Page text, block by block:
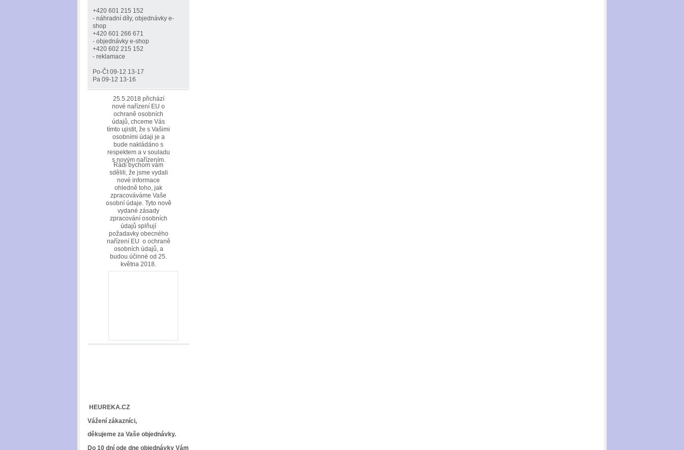
+420 601 215 152
- náhradní díly, objednávky e-
shop
+420 601 266 671
- objednávky e-shop
+420 602 215 152
- reklamace
Po-Čt 09-12 13-17
Pa 09-12 13-16
25.5.2018 přichází
nové nařízení EU o
ochraně osobních
údajů, chceme Vás
tímto ujistit, že s Vašimi
osobními údaji je a
bude nakládáno s
respektem a v souladu
s novým nařízením.
Rádi bychom vám
sdělili, že jsme vydali
nové informace
ohledně toho, jak
zpracováváme Vaše
osobní údaje. Tyto nově
vydané zásady
zpracování osobních
údajů splňují
požadavky obecného
nařízení EU o ochraně
osobních údajů, a
budou účinné od 25.
května 2018.
HEUREKA.CZ
Vážení zákazníci,
děkujeme za Vaše objednávky.
Do 10 dní ode dne objednávky Vám